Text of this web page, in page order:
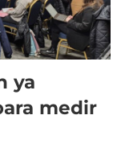
ya
medir